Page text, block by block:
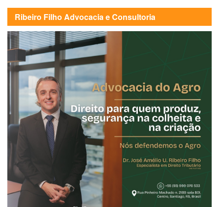
Ribeiro Filho Advocacia e Consultoria